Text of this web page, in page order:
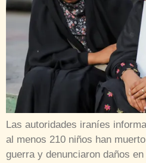
Las autoridades iraníes
al menos 210 niños han
guerra y denunciaron daños